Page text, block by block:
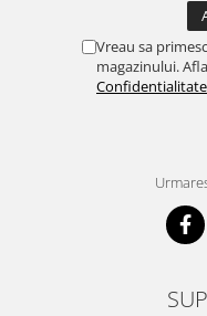
Vreau sa
magazinului.
Confidentialitate